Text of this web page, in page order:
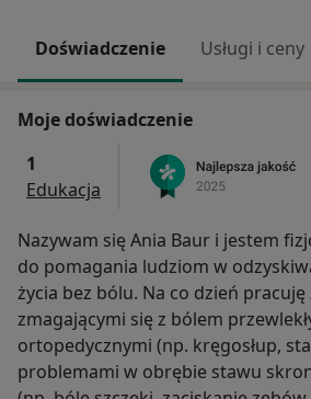
Doświadczenie Usługi i ceny
Moje doświadczenie
1
Edukacja
Nazywam się Ania Baur i jestem
do pomagania ludziom w
życia bez bólu. Na co dzień
zmagającymi się z bólem
ortopedycznymi (np. kręgosłup,
problemami w obrębie stawu